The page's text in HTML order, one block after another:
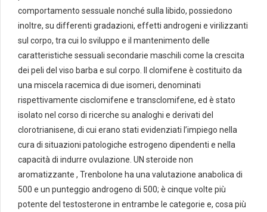
comportamento sessuale nonché sulla libido, possiedono
inoltre, su differenti gradazioni, effetti androgeni e virilizzanti
sul corpo, tra cui lo sviluppo e il mantenimento delle
caratteristiche sessuali secondarie maschili come la crescita
dei peli del viso barba e sul corpo. Il clomifene è costituito da
una miscela racemica di due isomeri, denominati
rispettivamente cisclomifene e transclomifene, ed è stato
isolato nel corso di ricerche su analoghi e derivati del
clorotrianisene, di cui erano stati evidenziati l’impiego nella
cura di situazioni patologiche estrogeno dipendenti e nella
capacità di indurre ovulazione. UN steroide non
aromatizzante , Trenbolone ha una valutazione anabolica di
500 e un punteggio androgeno di 500; è cinque volte più
potente del testosterone in entrambe le categorie e, cosa più